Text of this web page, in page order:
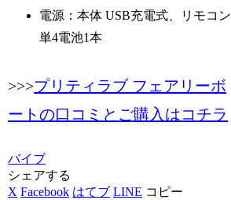
電源：本体 USB充電式、リモコン
単4電池1本
>>>プリティラブ フェアリーボ
ートの口コミとご購入はコチラ
バイブ
シェアする
X Facebook はてブ LINE コピー